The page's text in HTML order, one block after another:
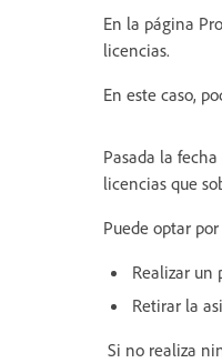
En la página
licencias.
En este caso,
Pasada la
licencias que
Puede optar
Realizar un
Retirar la
Si no realiza